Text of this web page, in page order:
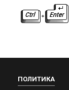
ПОЛИТИКА